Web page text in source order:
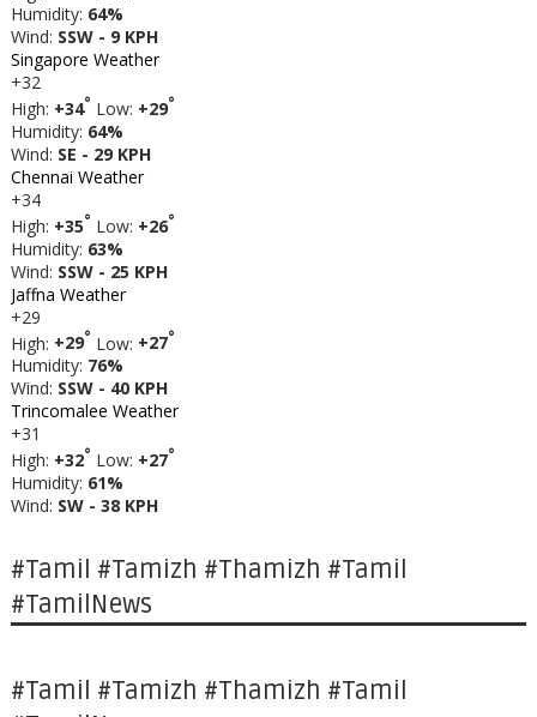
Humidity: 64%
Wind: SSW - 9 KPH
Singapore Weather
+32
High: +34° Low: +29°
Humidity: 64%
Wind: SE - 29 KPH
Chennai Weather
+34
High: +35° Low: +26°
Humidity: 63%
Wind: SSW - 25 KPH
Jaffna Weather
+29
High: +29° Low: +27°
Humidity: 76%
Wind: SSW - 40 KPH
Trincomalee Weather
+31
High: +32° Low: +27°
Humidity: 61%
Wind: SW - 38 KPH
#Tamil #Tamizh #Thamizh #Tamil
#TamilNews
#Tamil #Tamizh #Thamizh #Tamil